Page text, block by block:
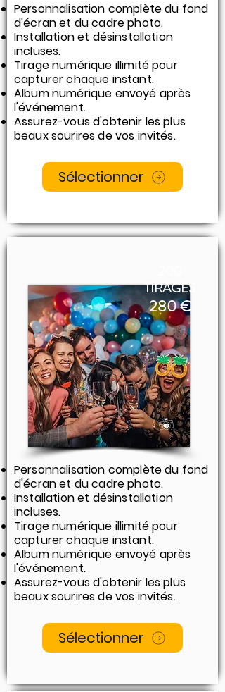
Personnalisation complète du fond
d'écran et du cadre photo.
Installation et désinstallation
incluses.
Tirage numérique illimité pour
capturer chaque instant.
Album numérique envoyé après
l'événement.
Assurez-vous d'obtenir les plus
beaux sourires de vos invités.
Sélectionner
TIRAGES​
280 €
Personnalisation complète du fond
d'écran et du cadre photo.
Installation et désinstallation
incluses.
Tirage numérique illimité pour
capturer chaque instant.
Album numérique envoyé après
l'événement.
Assurez-vous d'obtenir les plus
beaux sourires de vos invités.
Sélectionner